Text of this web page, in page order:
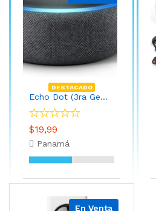
DESTACADO
Echo Dot (3ra Gen) - Parlante inteligente con Alexa - Carbón
$19,99
Panamá
En Venta